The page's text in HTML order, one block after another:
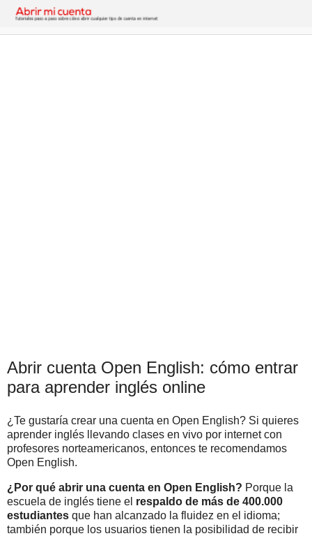
Abrir cuenta Open English: cómo entrar
para aprender inglés online
¿Te gustaría crear una cuenta en Open English? Si quieres
aprender inglés llevando clases en vivo por internet con
profesores norteamericanos, entonces te recomendamos
Open English.
¿Por qué abrir una cuenta en Open English? Porque la
escuela de inglés tiene el respaldo de más de 400.000
estudiantes que han alcanzado la fluidez en el idioma;
también porque los usuarios tienen la posibilidad de recibir